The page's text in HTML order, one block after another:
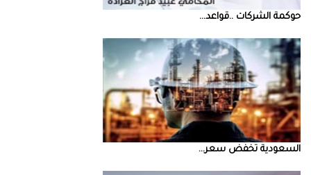
حوكمة‭ ‬الشركات‭.. ‬قواعد‭ ...
السعودية‭ ‬تخفض‭ ‬سعر‭ ...